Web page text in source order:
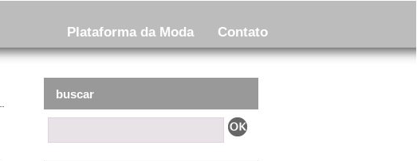
Plataforma da Moda Contato
buscar